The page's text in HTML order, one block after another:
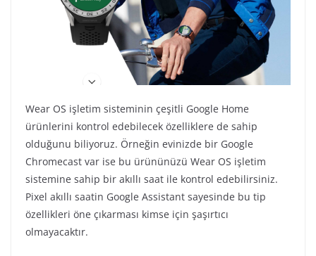
Wear OS işletim sisteminin çeşitli Google Home
ürünlerini kontrol edebilecek özelliklere de sahip
olduğunu biliyoruz. Örneğin evinizde bir Google
Chromecast var ise bu ürününüzü Wear OS işletim
sistemine sahip bir akıllı saat ile kontrol edebilirsiniz.
Pixel akıllı saatin Google Assistant sayesinde bu tip
özellikleri öne çıkarması kimse için şaşırtıcı
olmayacaktır.